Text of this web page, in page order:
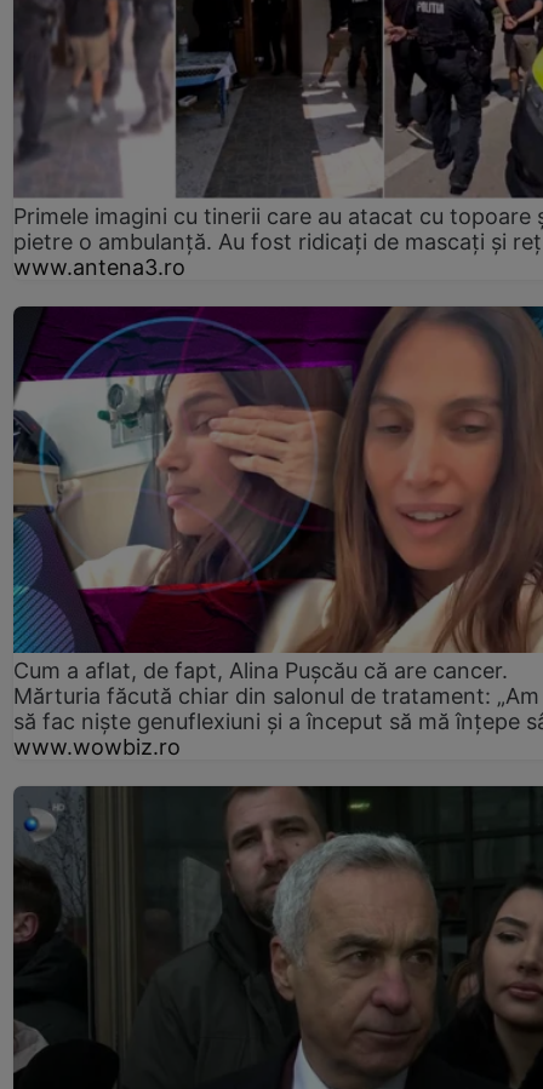
Primele imagini cu tinerii care au atacat cu topoare
pietre o ambulanță. Au fost ridicați de mascați și
www.antena3.ro
Cum a aflat, de fapt, Alina Pușcău că are cancer.
Mărturia făcută chiar din salonul de tratament:
să fac niște genuflexiuni și a început să mă înțepe
www.wowbiz.ro